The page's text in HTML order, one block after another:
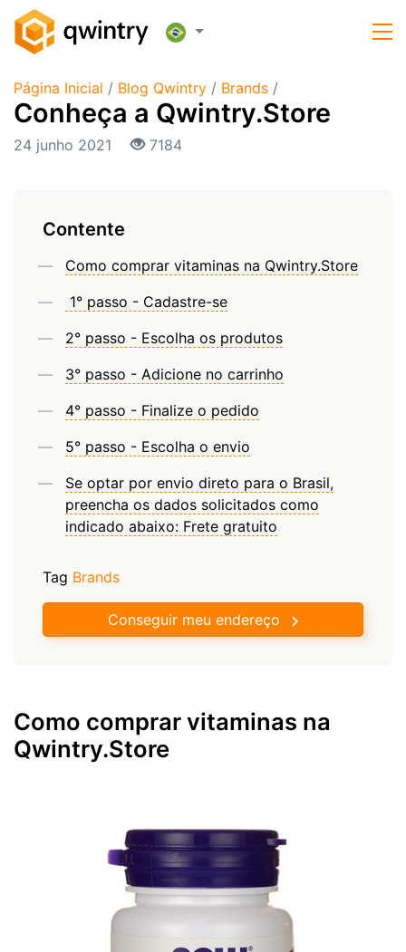
Página Inicial / Blog Qwintry / Brands /
Conheça a Qwintry.Store
24 junho 2021 7184
Contente
Como comprar vitaminas na Qwintry.Store
1° passo - Cadastre-se
2° passo - Escolha os produtos
3° passo - Adicione no carrinho
4° passo - Finalize o pedido
5° passo - Escolha o envio
Se optar por envio direto para o Brasil,
preencha os dados solicitados como
indicado abaixo: Frete gratuito
Tag Brands
Conseguir meu endereço
Como comprar vitaminas na
Qwintry.Store